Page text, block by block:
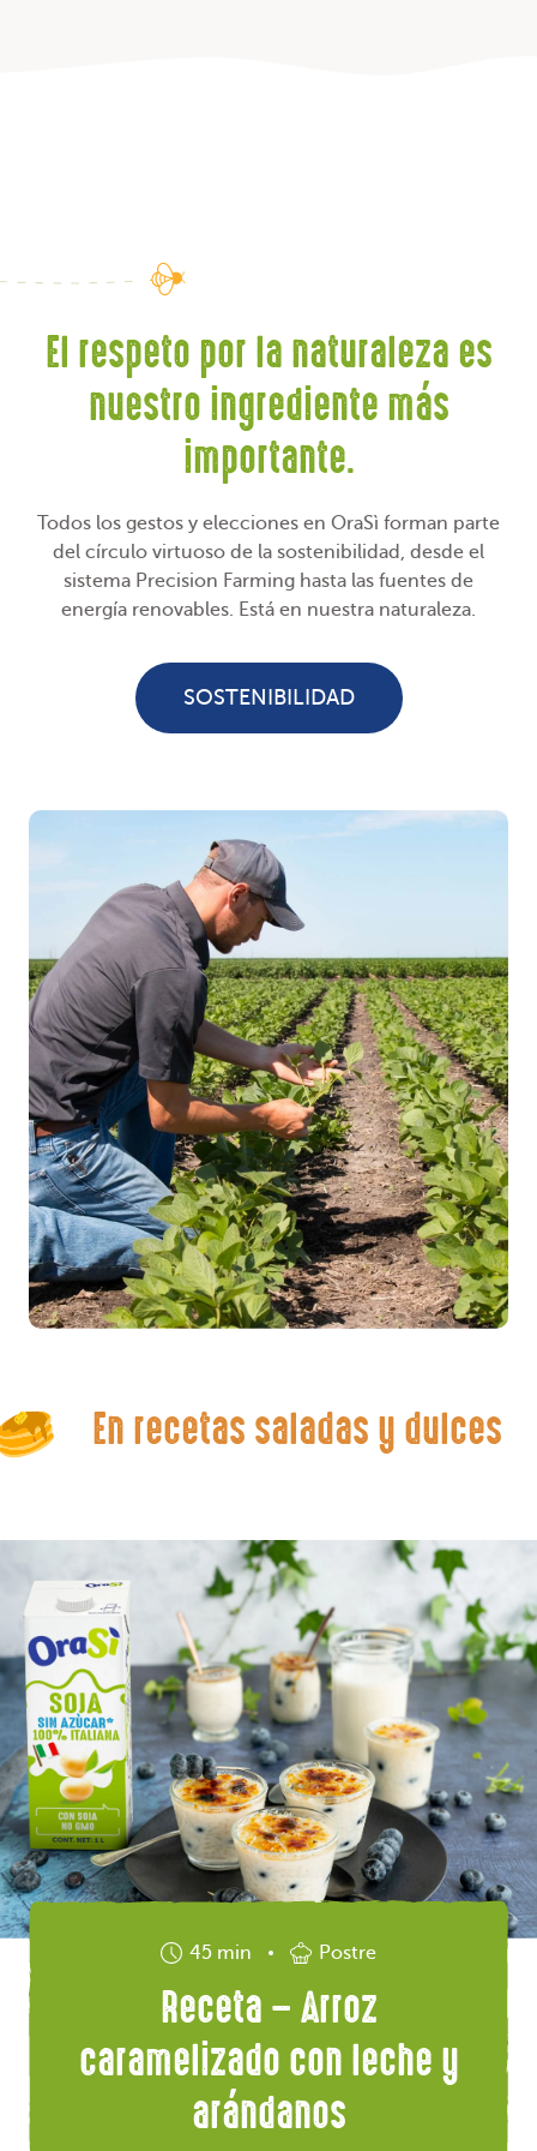
El respeto por la naturaleza es
nuestro ingrediente más
importante.
Todos los gestos y elecciones en OraSì forman parte
del círculo virtuoso de la sostenibilidad, desde el
sistema Precision Farming hasta las fuentes de
energía renovables. Está en nuestra naturaleza.
SOSTENIBILIDAD
En recetas saladas y dulces
45 min Postre
Receta – Arroz
caramelizado con leche y
arándanos